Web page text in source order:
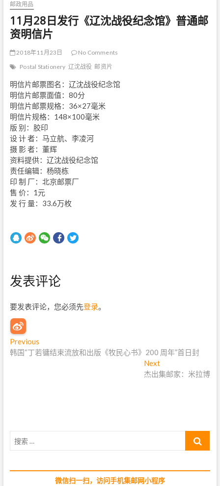
邮政用品
11月28日发行《辽沈战役纪念馆》普通邮
资明信片
2018年11月23日
No Comments
Postal Stationery 辽沈战役 邮资片
明信片邮票图名：辽沈战役纪念馆
明信片邮票面值：80分
明信片邮票规格：36×27毫米
明信片规格：148×100毫米
版 别：胶印
设 计 者：马立航、李凌河
摄 影 者：董辉
资料提供：辽沈战役纪念馆
责任编辑：杨晓栋
印 制 厂：北京邮票厂
售 价：1元
发 行 量：33.6万枚
发表评论
要发表评论，您必须先登录。
文
章
Previous
r
s
:
韩国“丁若镛结束流放和出版《牧民心书》200 周年”首日封
Next
e
:
杰出集邮家：米拉博
微信扫一扫，访问手机集邮网小程序